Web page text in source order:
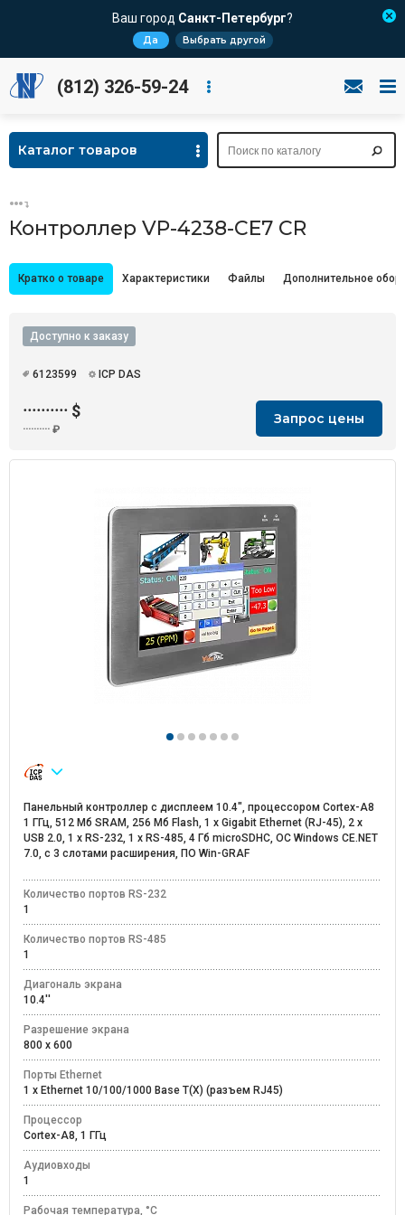
Ваш город Санкт-Петербург?
Да Выбрать другой
(812) 326-59-24
Каталог товаров
Контроллер VP-4238-CE7 CR
Кратко о товаре Характеристики Файлы Дополнительное
Доступно к заказу
6123599 ICP DAS
·········· $
·········· ₽
Запрос цены
Панельный контроллер с дисплеем 10.4", процессором Cortex-A8
1 ГГц, 512 Мб SRAM, 256 Мб Flash, 1 x Gigabit Ethernet (RJ-45), 2 x
USB 2.0, 1 x RS-232, 1 x RS-485, 4 Гб microSDHC, ОС Windows CE.NET
7.0, с 3 слотами расширения, ПО Win-GRAF
Количество портов RS-232
1
Количество портов RS-485
1
Диагональ экрана
10.4''
Разрешение экрана
800 x 600
Порты Ethernet
1 x Ethernet 10/100/1000 Base T(X) (разъем RJ45)
Процессор
Cortex-A8, 1 ГГц
Аудиовходы
1
Рабочая температура, °C